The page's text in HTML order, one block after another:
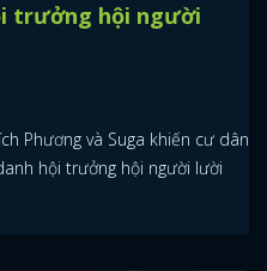
trưởng hội người
Phương và Suga khiến cư dân
hội trưởng hội người lười